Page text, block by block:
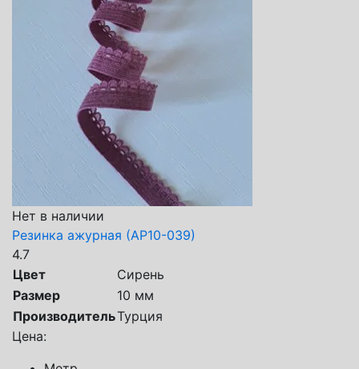
Нет в наличии
Резинка ажурная (АР10-039)
4.7
Цвет
Сирень
Размер
10 мм
ПроизводительТурция
Цена: